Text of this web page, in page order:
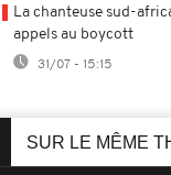
La chanteuse sud-
appels au boycott
31/07 - 15:15
SUR LE MÊME